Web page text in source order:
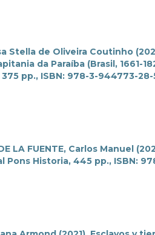
Stella de Oliveira Coutinho
da Paraíba (Brasil, 1661-
pp., ISBN: 978-3-944773-28-
LA FUENTE, Carlos Manuel
Pons Historia, 445 pp., ISBN: